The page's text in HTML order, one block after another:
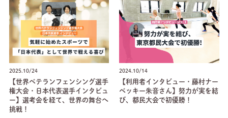
2025.10/24
【世界ベテランフェンシング選手
権大会・日本代表選手インタビュ
ー】選考会を経て、世界の舞台へ
挑戦！
2024.10/14
【利用者インタビュー・藤村ナー
ベッキー朱音さん】努力が実を結
び、都民大会で初優勝！